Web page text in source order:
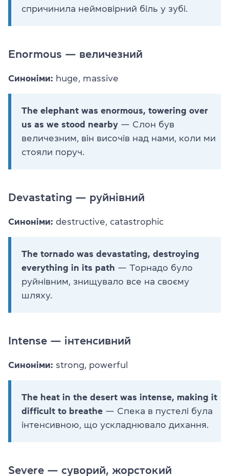
спричинила неймовірний біль у зубі.
Enormous — величезний
Синоніми: huge, massive
The elephant was enormous, towering over
us as we stood nearby — Слон був
величезним, він височів над нами, коли ми
стояли поруч.
Devastating — руйнівний
Синоніми: destructive, catastrophic
The tornado was devastating, destroying
everything in its path — Торнадо було
руйнівним, знищувало все на своєму
шляху.
Intense — інтенсивний
Синоніми: strong, powerful
The heat in the desert was intense, making it
difficult to breathe — Спека в пустелі була
інтенсивною, що ускладнювало дихання.
Severe — суворий, жорстокий